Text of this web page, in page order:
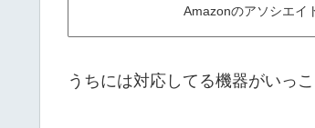
Amazonのアソシエイ
うちには対応してる機器がいっ